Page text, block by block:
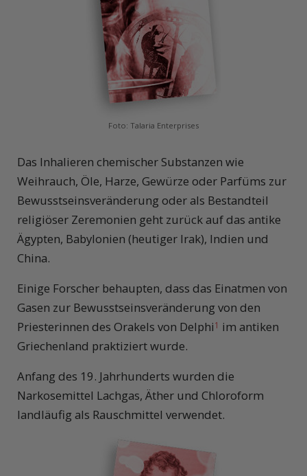
Foto: Talaria Enterprises
Das Inhalieren chemischer Substanzen wie
Weihrauch, Öle, Harze, Gewürze oder Parfüms zur
Bewusstseinsveränderung oder als Bestandteil
religiöser Zeremonien geht zurück auf das antike
Ägypten, Babylonien (heutiger Irak), Indien und
China.
Einige Forscher behaupten, dass das Einatmen von
Gasen zur Bewusstseinsveränderung von den
Priesterinnen des Orakels von Delphi1 im antiken
Griechenland praktiziert wurde.
Anfang des 19. Jahrhunderts wurden die
Narkosemittel Lachgas, Äther und Chloroform
landläufig als Rauschmittel verwendet.